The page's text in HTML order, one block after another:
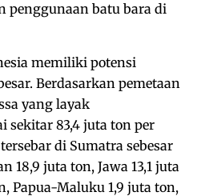
penggunaan batu bara di
memiliki potensi
Berdasarkan pemetaan
yang layak
sekitar 83,4 juta ton per
di Sumatra sebesar
18,9 juta ton, Jawa 13,1 juta
Papua-Maluku 1,9 juta ton,